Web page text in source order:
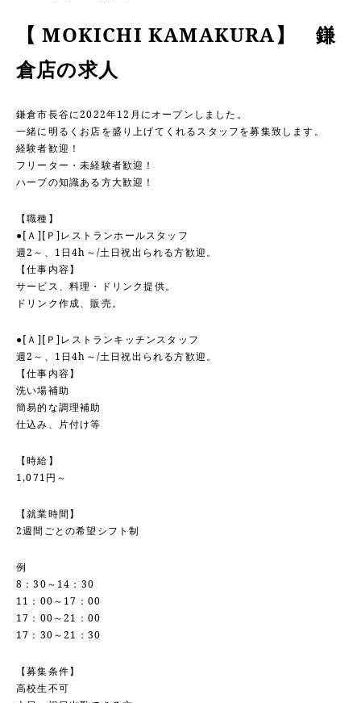
【 MOKICHI KAMAKURA】 鎌
倉店の求人
鎌倉市長谷に2022年12月にオープンしました。
一緒に明るくお店を盛り上げてくれるスタッフを募集致します。
経験者歓迎！
フリーター・未経験者歓迎！
ハーブの知識ある方大歓迎！
【職種】
●[Ａ][Ｐ]レストランホールスタッフ
週2～、1日4h～/土日祝出られる方歓迎。
【仕事内容】
サービス、料理・ドリンク提供。
ドリンク作成、販売。
●[Ａ][Ｐ]レストランキッチンスタッフ
週2～、1日4h～/土日祝出られる方歓迎。
【仕事内容】
洗い場補助
簡易的な調理補助
仕込み、片付け等
【時給】
1,071円～
【就業時間】
2週間ごとの希望シフト制
例
8：30～14：30
11：00～17：00
17：00～21：00
17：30～21：30
【募集条件】
高校生不可